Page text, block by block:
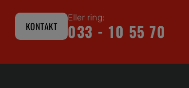
KONTAKT
Eller ring:
033 - 10 55 70